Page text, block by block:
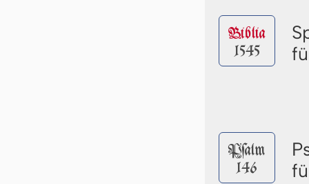
Biblia
1545
Pſalm
146